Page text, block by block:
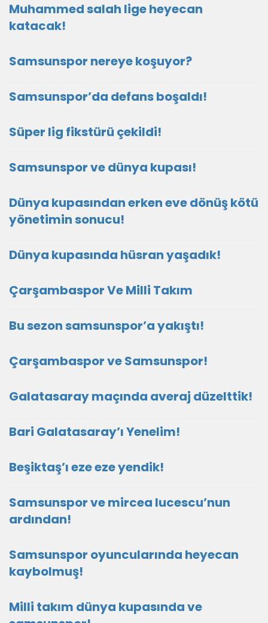
Muhammed salah lige heyecan
katacak!
Samsunspor nereye koşuyor?
Samsunspor’da defans boşaldı!
Süper lig fikstürü çekildi!
Samsunspor ve dünya kupası!
Dünya kupasından erken eve dönüş kötü
yönetimin sonucu!
Dünya kupasında hüsran yaşadık!
Çarşambaspor Ve Milli Takım
Bu sezon samsunspor’a yakıştı!
Çarşambaspor ve Samsunspor!
Galatasaray maçında averaj düzelttik!
Bari Galatasaray’ı Yenelim!
Beşiktaş’ı eze eze yendik!
Samsunspor ve mircea lucescu’nun
ardından!
Samsunspor oyuncularında heyecan
kaybolmuş!
Milli takım dünya kupasında ve